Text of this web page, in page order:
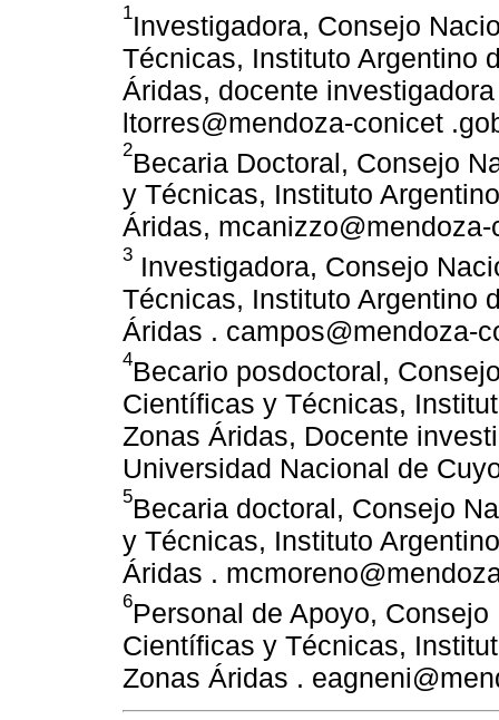
1Investigadora, Consejo
Técnicas, Instituto Argentino
Áridas, docente
ltorres@mendoza-conicet
2Becaria Doctoral, Consejo
y Técnicas, Instituto
Áridas,
3 Investigadora, Consejo
Técnicas, Instituto Argentino
Áridas . campos@mendoza-
4Becario posdoctoral,
Científicas y Técnicas,
Zonas Áridas, Docente
Universidad Nacional de
5Becaria doctoral, Consejo
y Técnicas, Instituto
Áridas .
6Personal de Apoyo,
Científicas y Técnicas,
Zonas Áridas .